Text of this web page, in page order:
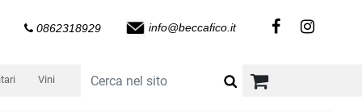
0862318929 info@beccafico.it
Vini